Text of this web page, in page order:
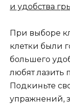
и удобства
При выборе
клетки были
большего
любят лазить
Подкиньте
упражнений,